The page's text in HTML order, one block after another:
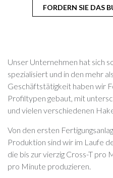
FORDERN SIE DAS
Unser Unternehmen hat sich
spezialisiert und in den mehr
Geschäftstätigkeit haben wir
Profiltypen gebaut, mit
und vielen verschiedenen
Von den ersten
Produktion sind wir im Laufe
die bis zur vierzig Cross-T pro
pro Minute produzieren.